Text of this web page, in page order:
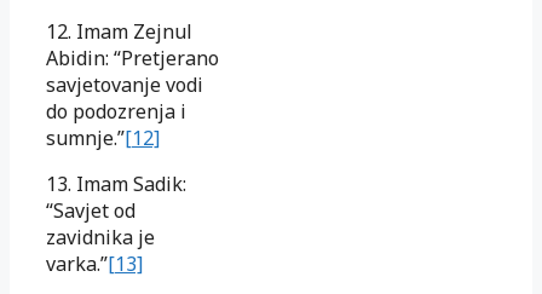
12. Imam Zejnul
Abidin: “Pretjerano
savjetovanje vodi
do podozrenja i
sumnje.”[12]
13. Imam Sadik:
“Savjet od
zavidnika je
varka.”[13]